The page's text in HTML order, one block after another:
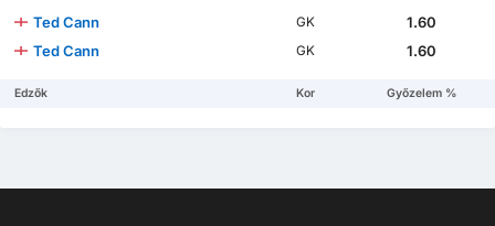
Ted Cann
GK
1.60
Ted Cann
GK 1.60
Edzők Kor Győzelem %